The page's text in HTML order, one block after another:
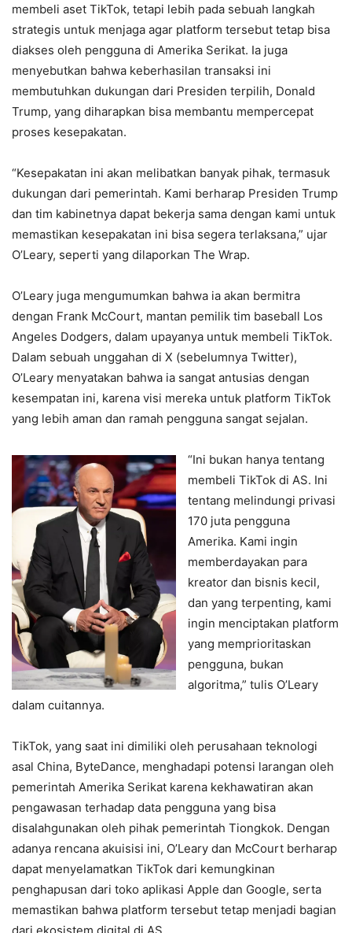
membeli aset TikTok, tetapi lebih pada sebuah langkah
strategis untuk menjaga agar platform tersebut tetap bisa
diakses oleh pengguna di Amerika Serikat. Ia juga
menyebutkan bahwa keberhasilan transaksi ini
membutuhkan dukungan dari Presiden terpilih, Donald
Trump, yang diharapkan bisa membantu mempercepat
proses kesepakatan.
“Kesepakatan ini akan melibatkan banyak pihak, termasuk
dukungan dari pemerintah. Kami berharap Presiden Trump
dan tim kabinetnya dapat bekerja sama dengan kami untuk
memastikan kesepakatan ini bisa segera terlaksana,” ujar
O’Leary, seperti yang dilaporkan The Wrap.
O’Leary juga mengumumkan bahwa ia akan bermitra
dengan Frank McCourt, mantan pemilik tim baseball Los
Angeles Dodgers, dalam upayanya untuk membeli TikTok.
Dalam sebuah unggahan di X (sebelumnya Twitter),
O’Leary menyatakan bahwa ia sangat antusias dengan
kesempatan ini, karena visi mereka untuk platform TikTok
yang lebih aman dan ramah pengguna sangat sejalan.
“Ini bukan hanya tentang
membeli TikTok di AS. Ini
tentang melindungi privasi
170 juta pengguna
Amerika. Kami ingin
memberdayakan para
kreator dan bisnis kecil,
dan yang terpenting, kami
ingin menciptakan platform
yang memprioritaskan
pengguna, bukan
algoritma,” tulis O’Leary
dalam cuitannya.
TikTok, yang saat ini dimiliki oleh perusahaan teknologi
asal China, ByteDance, menghadapi potensi larangan oleh
pemerintah Amerika Serikat karena kekhawatiran akan
pengawasan terhadap data pengguna yang bisa
disalahgunakan oleh pihak pemerintah Tiongkok. Dengan
adanya rencana akuisisi ini, O’Leary dan McCourt berharap
dapat menyelamatkan TikTok dari kemungkinan
penghapusan dari toko aplikasi Apple dan Google, serta
memastikan bahwa platform tersebut tetap menjadi bagian